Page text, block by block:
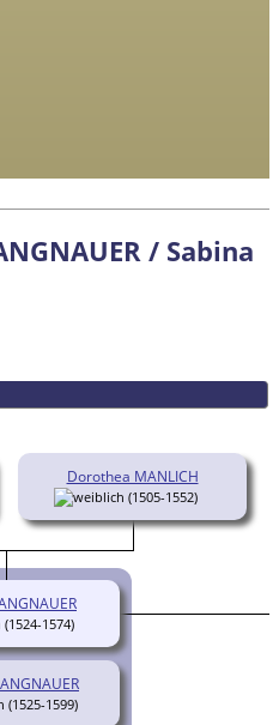
/ Sabina
Dorothea MANLICH
(1505-1552)
(1525-1599)
(1524-1574)